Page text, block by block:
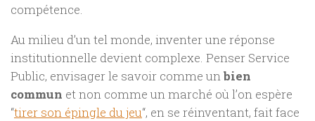
compétence.
Au milieu d’un tel monde, inventer une réponse
institutionnelle devient complexe. Penser Service
Public, envisager le savoir comme un bien
commun et non comme un marché où l’on espère
“tirer son épingle du jeu“, en se réinventant, fait face